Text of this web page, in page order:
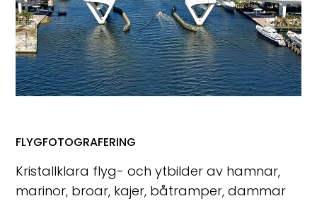
FLYGFOTOGRAFERING
Kristallklara flyg- och ytbilder av hamnar,
marinor, broar, kajer, båtramper, dammar